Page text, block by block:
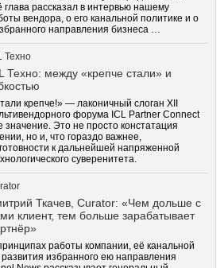
глава рассказал в интервью нашему
вендора, о его канальной политике и о
направления бизнеса …
Техно
Техно: между «крепче стали» и
крепче!» — лаконичный слоган XII
форума ICL Partner Connect
значение. Это не просто констатация
но и, что гораздо важнее,
к дальнейшей напряженной
суверенитета.
Ткачев, Curator: «Чем дольше с
клиент, тем больше зарабатывает
работы компании, её канальной
избранного ею направления